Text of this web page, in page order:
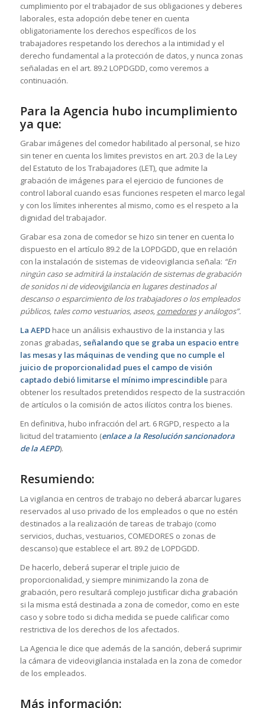
cumplimiento por el trabajador de sus obligaciones y deberes
laborales, esta adopción debe tener en cuenta
obligatoriamente los derechos específicos de los
trabajadores respetando los derechos a la intimidad y el
derecho fundamental a la protección de datos, y nunca zonas
señaladas en el art. 89.2 LOPDGDD, como veremos a
continuación.
Para la Agencia hubo incumplimiento
ya que:
Grabar imágenes del comedor habilitado al personal, se hizo
sin tener en cuenta los limites previstos en art. 20.3 de la Ley
del Estatuto de los Trabajadores (LET), que admite la
grabación de imágenes para el ejercicio de funciones de
control laboral cuando esas funciones respeten el marco legal
y con los límites inherentes al mismo, como es el respeto a la
dignidad del trabajador.
Grabar esa zona de comedor se hizo sin tener en cuenta lo
dispuesto en el artículo 89.2 de la LOPDGDD, que en relación
con la instalación de sistemas de videovigilancia señala: “En
ningún caso se admitirá la instalación de sistemas de grabación
de sonidos ni de videovigilancia en lugares destinados al
descanso o esparcimiento de los trabajadores o los empleados
públicos, tales como vestuarios, aseos, comedoresy análogos”.
La AEPD hace un análisis exhaustivo de la instancia y las
zonas grabadas, señalando que se graba un espacio entre
las mesas y las máquinas de vending que no cumple el
juicio de proporcionalidad pues el campo de visión
captado debió limitarse el mínimo imprescindible para
obtener los resultados pretendidos respecto de la sustracción
de artículos o la comisión de actos ilícitos contra los bienes.
En definitiva, hubo infracción del art. 6 RGPD, respecto a la
licitud del tratamiento (enlace a la Resolución sancionadora
de la AEPD).
Resumiendo:
La vigilancia en centros de trabajo no deberá abarcar lugares
reservados al uso privado de los empleados o que no estén
destinados a la realización de tareas de trabajo (como
servicios, duchas, vestuarios, COMEDORES o zonas de
descanso) que establece el art. 89.2 de LOPDGDD.
De hacerlo, deberá superar el triple juicio de
proporcionalidad, y siempre minimizando la zona de
grabación, pero resultará complejo justificar dicha grabación
si la misma está destinada a zona de comedor, como en este
caso y sobre todo si dicha medida se puede calificar como
restrictiva de los derechos de los afectados.
La Agencia le dice que además de la sanción, deberá suprimir
la cámara de videovigilancia instalada en la zona de comedor
de los empleados.
Más información: